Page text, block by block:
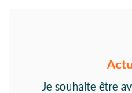
Je souhaite être